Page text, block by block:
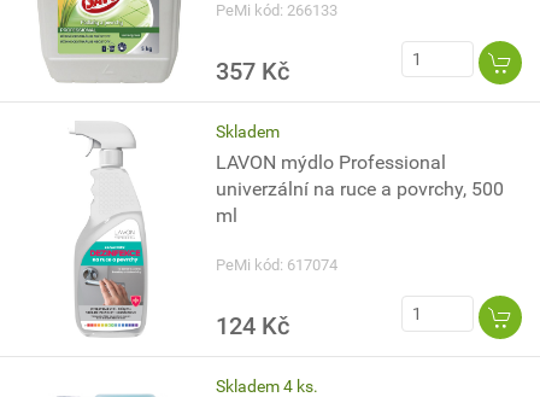
PeMi kód: 266133
357 Kč
Skladem
LAVON mýdlo Professional
univerzální na ruce a povrchy, 500
ml
PeMi kód: 617074
124 Kč
Skladem 4 ks.